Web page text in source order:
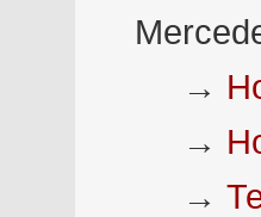
→
→
→